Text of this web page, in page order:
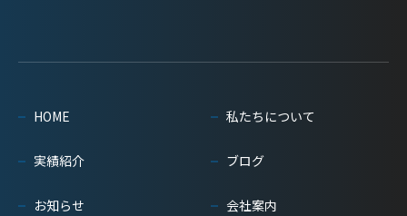
HOME 私たちについて
実績紹介 ブログ
お知らせ 会社案内